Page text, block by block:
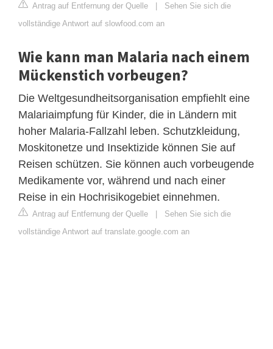
Antrag auf Entfernung der Quelle | Sehen Sie sich die
vollständige Antwort auf slowfood.com an
Wie kann man Malaria nach einem
Mückenstich vorbeugen?
Die Weltgesundheitsorganisation empfiehlt eine
Malariaimpfung für Kinder, die in Ländern mit
hoher Malaria-Fallzahl leben. Schutzkleidung,
Moskitonetze und Insektizide können Sie auf
Reisen schützen. Sie können auch vorbeugende
Medikamente vor, während und nach einer
Reise in ein Hochrisikogebiet einnehmen.
Antrag auf Entfernung der Quelle | Sehen Sie sich die
vollständige Antwort auf translate.google.com an